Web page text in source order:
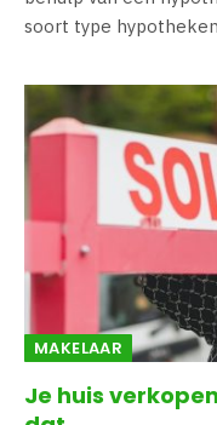
soort type
MAKELAAR
Je huis